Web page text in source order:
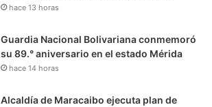
hace 13 horas
Guardia Nacional Bolivariana conmemoró
su 89.° aniversario en el estado Mérida
hace 14 horas
Alcaldía de Maracaibo ejecuta plan de